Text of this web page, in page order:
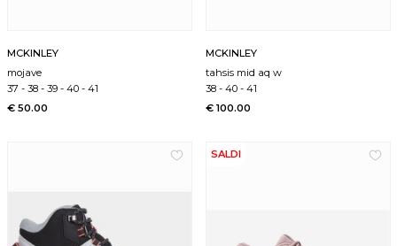
MCKINLEY
mojave
37 -38 -39 -40 -41
€ 50.00
MCKINLEY
tahsis mid aq w
38 -40 -41
€ 100.00
SALDI